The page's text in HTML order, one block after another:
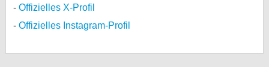
Offizielles X-Profil
Offizielles Instagram-Profil